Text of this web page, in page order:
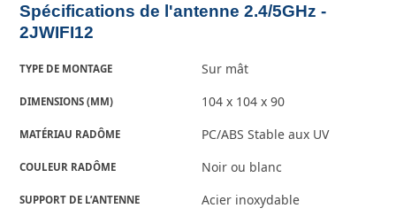
Spécifications de l'antenne 2.4/5GHz -
2JWIFI12
TYPE DE MONTAGE Sur mât
DIMENSIONS (MM) 104 x 104 x 90
MATÉRIAU RADÔME PC/ABS Stable aux UV
COULEUR RADÔME Noir ou blanc
SUPPORT DE L’ANTENNE Acier inoxydable